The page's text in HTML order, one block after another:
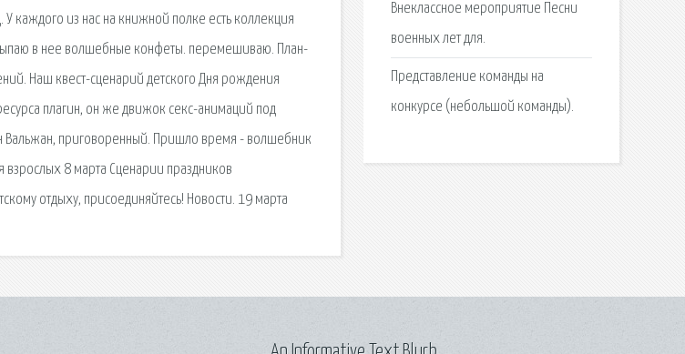
каждого из нас на книжной полке есть коллекция
в нее волшебные конфеты. перемешиваю. План-
Наш квест-сценарий детского Дня рождения
плагин, он же движок секс-анимаций под
Вальжан, приговоренный. Пришло время - волшебник
взрослых 8 марта Сценарии праздников
отдыху, присоединяйтесь! Новости. 19 марта
Внеклассное мероприятие Песни
военных лет для.
Представление команды на
конкурсе (небольшой команды).